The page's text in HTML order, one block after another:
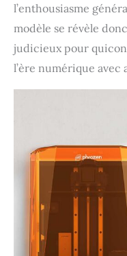
l’enthousiasme
modèle se révèle
judicieux pour
l’ère numérique